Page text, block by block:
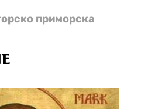
приморска